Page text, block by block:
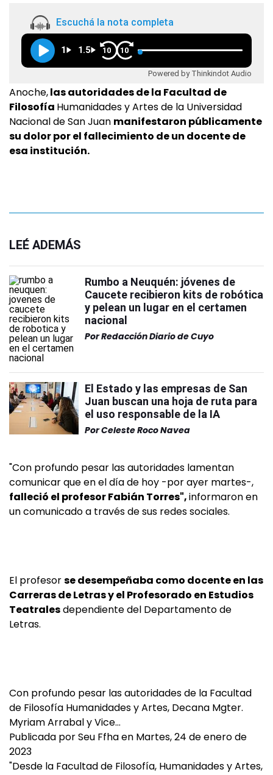
Escuchá la nota completa
1 1.5 10 10
Powered by Thinkindot Audio
Anoche,las autoridades de la Facultad de
Filosofía Humanidades y Artes de la Universidad
Nacional de San Juan manifestaron públicamente
su dolor por el fallecimiento de un docente de
esa institución.
LEÉ ADEMÁS
Rumbo a Neuquén: jóvenes de
Caucete recibieron kits de robótica
y pelean un lugar en el certamen
nacional
PorRedacción Diario de Cuyo
El Estado y las empresas de San
Juan buscan una hoja de ruta para
el uso responsable de la IA
PorCeleste Roco Navea
"Con profundo pesar las autoridades lamentan
comunicar que en el día de hoy -por ayer martes-,
falleció el profesor Fabián Torres",informaron en
un comunicado a través de sus redes sociales.
El profesorse desempeñaba como docente en las
Carreras de Letras y el Profesorado en Estudios
Teatralesdependiente del Departamento de
Letras.
Con profundo pesar las autoridades de la Facultad
de Filosofía Humanidades y Artes, Decana Mgter.
Myriam Arrabal y Vice…
Publicada porSeu Ffhaen Martes, 24 de enero de
2023
"Desde la Facultad de Filosofía, Humanidades y Artes,